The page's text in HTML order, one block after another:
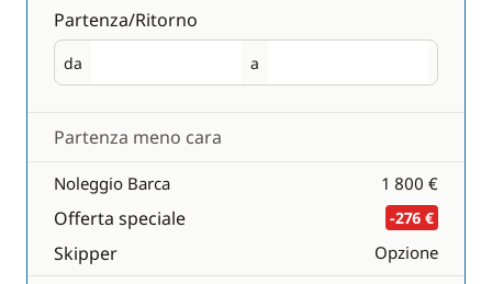
Partenza/Ritorno
da
Partenza a
Ritorno
Partenza meno cara
Noleggio Barca 1 800 €
Offerta speciale -276 €
Skipper Opzione